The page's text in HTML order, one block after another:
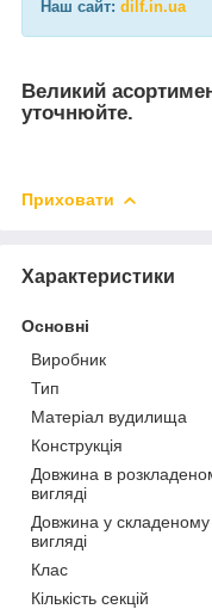
Наш сайт: dilf.in.ua
Великий
уточнюйте.
Приховати
Характеристики
Основні
Виробник
Тип
Матеріал вудилища
Конструкція
Довжина в
вигляді
Довжина у складеному
вигляді
Клас
Кількість секцій